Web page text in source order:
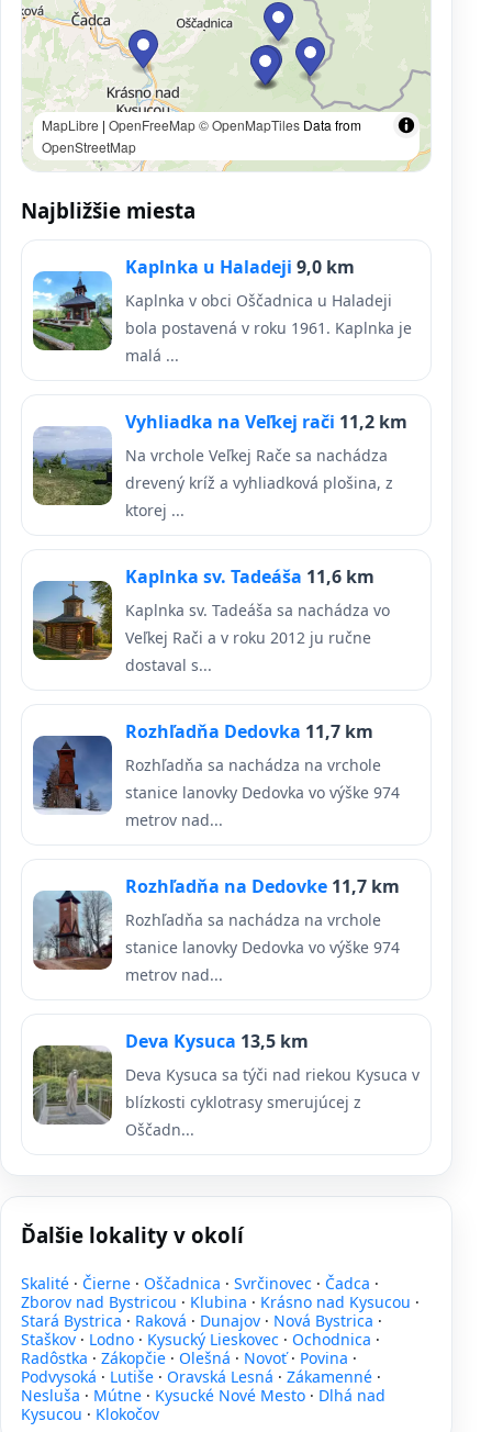
MapLibre | OpenFreeMap© OpenMapTiles Data from
OpenStreetMap
Najbližšie miesta
Kaplnka u Haladeji 9,0 km
Kaplnka v obci Oščadnica u Haladeji
bola postavená v roku 1961. Kaplnka je
malá ...
Vyhliadka na Veľkej rači 11,2 km
Na vrchole Veľkej Rače sa nachádza
drevený kríž a vyhliadková plošina, z
ktorej ...
Kaplnka sv. Tadeáša 11,6 km
Kaplnka sv. Tadeáša sa nachádza vo
Veľkej Rači a v roku 2012 ju ručne
dostaval s...
Rozhľadňa Dedovka 11,7 km
Rozhľadňa sa nachádza na vrchole
stanice lanovky Dedovka vo výške 974
metrov nad...
Rozhľadňa na Dedovke 11,7 km
Rozhľadňa sa nachádza na vrchole
stanice lanovky Dedovka vo výške 974
metrov nad...
Deva Kysuca 13,5 km
Deva Kysuca sa týči nad riekou Kysuca v
blízkosti cyklotrasy smerujúcej z
Oščadn...
Ďalšie lokality v okolí
Skalité · Čierne · Oščadnica · Svrčinovec · Čadca ·
Zborov nad Bystricou · Klubina · Krásno nad Kysucou ·
Stará Bystrica · Raková · Dunajov · Nová Bystrica ·
Staškov · Lodno · Kysucký Lieskovec · Ochodnica ·
Radôstka · Zákopčie · Olešná · Novoť· Povina ·
Podvysoká · Lutiše · Oravská Lesná · Zákamenné ·
Nesluša · Mútne · Kysucké Nové Mesto · Dlhá nad
Kysucou · Klokočov